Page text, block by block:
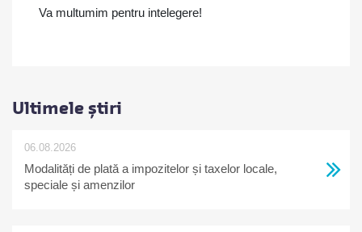
Va multumim pentru intelegere!
Ultimele știri
06.08.2026
Modalități de plată a impozitelor și taxelor locale,
speciale și amenzilor